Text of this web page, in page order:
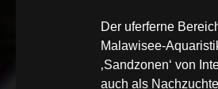
Der uferferne
Malawisee-
‚Sandzonen‘ von
auch als